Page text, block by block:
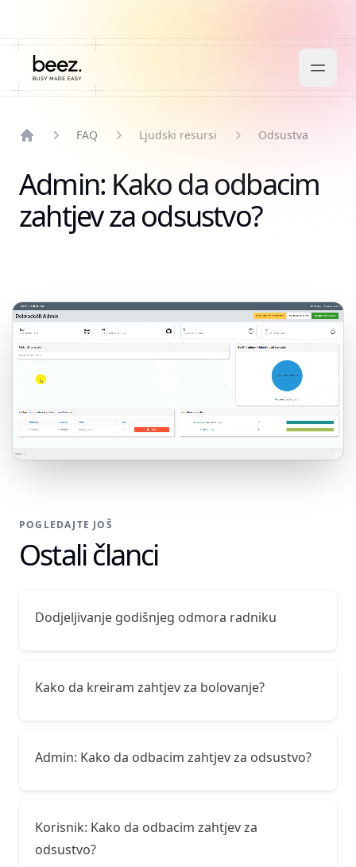
FAQ Ljudski resursi Odsustva
Admin: Kako da odbacim
zahtjev za odsustvo?
POGLEDAJTE JOŠ
Ostali članci
Dodjeljivanje godišnjeg odmora radniku
Kako da kreiram zahtjev za bolovanje?
Admin: Kako da odbacim zahtjev za odsustvo?
Korisnik: Kako da odbacim zahtjev za
odsustvo?